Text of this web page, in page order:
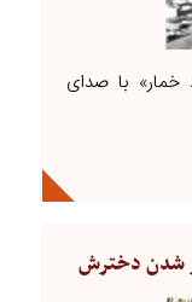
خمار» با صدای
شدن دخترش